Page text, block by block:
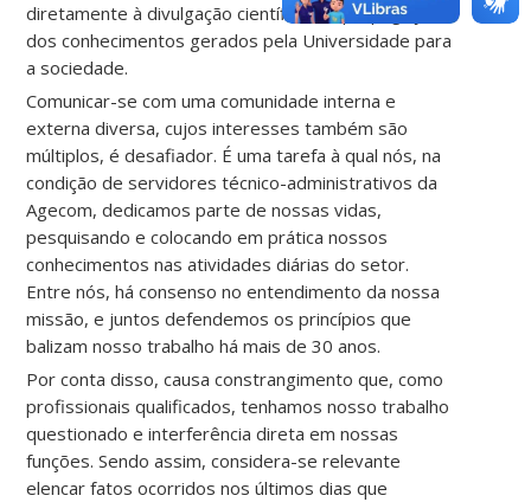
diretamente à divulgação científica e à propagação
dos conhecimentos gerados pela Universidade para
a sociedade.
Comunicar-se com uma comunidade interna e
externa diversa, cujos interesses também são
múltiplos, é desafiador. É uma tarefa à qual nós, na
condição de servidores técnico-administrativos da
Agecom, dedicamos parte de nossas vidas,
pesquisando e colocando em prática nossos
conhecimentos nas atividades diárias do setor.
Entre nós, há consenso no entendimento da nossa
missão, e juntos defendemos os princípios que
balizam nosso trabalho há mais de 30 anos.
Por conta disso, causa constrangimento que, como
profissionais qualificados, tenhamos nosso trabalho
questionado e interferência direta em nossas
funções. Sendo assim, considera-se relevante
elencar fatos ocorridos nos últimos dias que